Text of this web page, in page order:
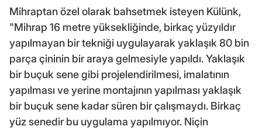
Mihraptan özel olarak bahsetmek isteyen Külünk,
"Mihrap 16 metre yüksekliğinde, birkaç yüzyıldır
yapılmayan bir tekniği uygulayarak yaklaşık 80 bin
parça çininin bir araya gelmesiyle yapıldı. Yaklaşık
bir buçuk sene gibi projelendirilmesi, imalatının
yapılması ve yerine montajının yapılması yaklaşık
bir buçuk sene kadar süren bir çalışmaydı. Birkaç
yüz senedir bu uygulama yapılmıyor. Niçin